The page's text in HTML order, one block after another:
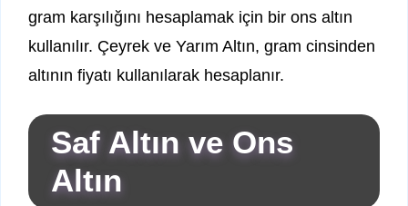
gram karşılığını hesaplamak için bir ons altın
kullanılır. Çeyrek ve Yarım Altın, gram cinsinden
altının fiyatı kullanılarak hesaplanır.
Saf Altın ve Ons
Altın